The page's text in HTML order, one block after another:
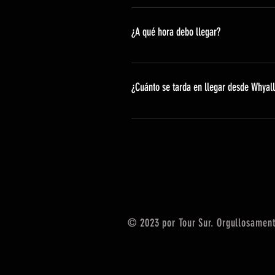
Chaqueta (depende del clima),
¿A qué hora debo llegar?
Nos comunicaremos con los
hora actual del atardecer en Port
¿Cuánto se tarda en llegar desde
40 minutos de vuelo (2
© 2023 por Tour Sur.